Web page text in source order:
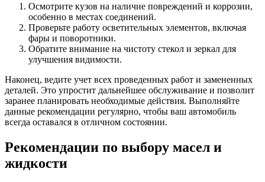
Осмотрите кузов на наличие повреждений и коррозии,
особенно в местах соединений.
Проверьте работу осветительных элементов, включая
фары и поворотники.
Обратите внимание на чистоту стекол и зеркал для
улучшения видимости.
Наконец, ведите учет всех проведенных работ и замененных
деталей. Это упростит дальнейшее обслуживание и позволит
заранее планировать необходимые действия. Выполняйте
данные рекомендации регулярно, чтобы ваш автомобиль
всегда оставался в отличном состоянии.
Рекомендации по выбору масел и
жидкости